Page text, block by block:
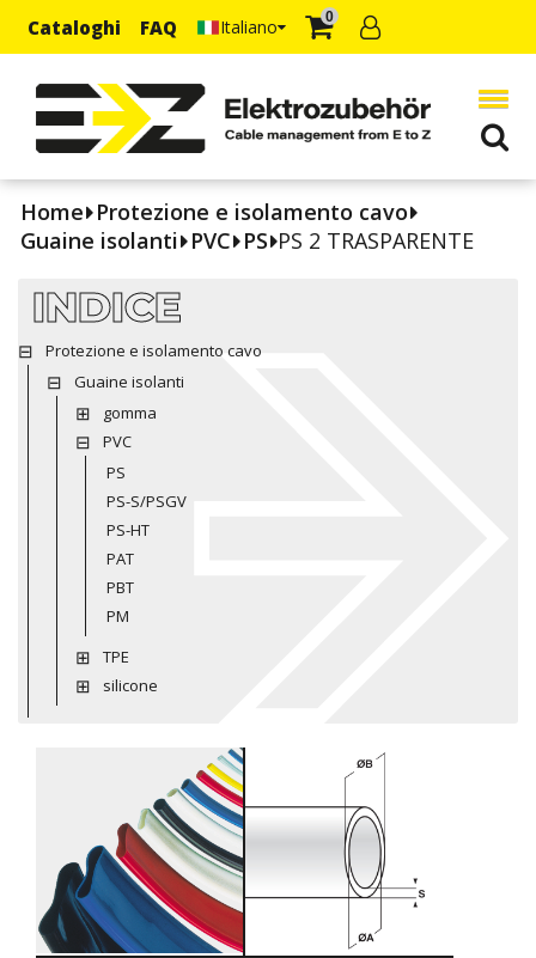
Cataloghi FAQ Italiano 0
Home Protezione e isolamento cavo
Guaine isolanti PVC PS PS 2 TRASPARENTE
INDICE
Protezione e isolamento cavo
Guaine isolanti
gomma
PVC
PS
PS-S/PSGV
PS-HT
PAT
PBT
PM
TPE
silicone